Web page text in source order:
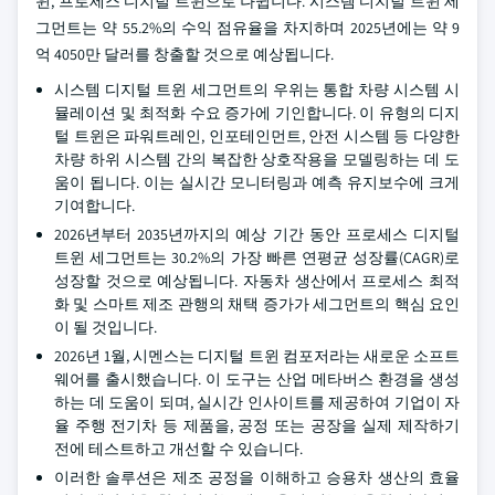
그먼트는 약 55.2%의 수익 점유율을 차지하며 2025년에는 약 9
억 4050만 달러를 창출할 것으로 예상됩니다.
시스템 디지털 트윈 세그먼트의 우위는 통합 차량 시스템 시
뮬레이션 및 최적화 수요 증가에 기인합니다. 이 유형의 디지
털 트윈은 파워트레인, 인포테인먼트, 안전 시스템 등 다양한
차량 하위 시스템 간의 복잡한 상호작용을 모델링하는 데 도
움이 됩니다. 이는 실시간 모니터링과 예측 유지보수에 크게
기여합니다.
2026년부터 2035년까지의 예상 기간 동안 프로세스 디지털
트윈 세그먼트는 30.2%의 가장 빠른 연평균 성장률(CAGR)로
성장할 것으로 예상됩니다. 자동차 생산에서 프로세스 최적
화 및 스마트 제조 관행의 채택 증가가 세그먼트의 핵심 요인
이 될 것입니다.
2026년 1월, 시멘스는 디지털 트윈 컴포저라는 새로운 소프트
웨어를 출시했습니다. 이 도구는 산업 메타버스 환경을 생성
하는 데 도움이 되며, 실시간 인사이트를 제공하여 기업이 자
율 주행 전기차 등 제품을, 공정 또는 공장을 실제 제작하기
전에 테스트하고 개선할 수 있습니다.
이러한 솔루션은 제조 공정을 이해하고 승용차 생산의 효율